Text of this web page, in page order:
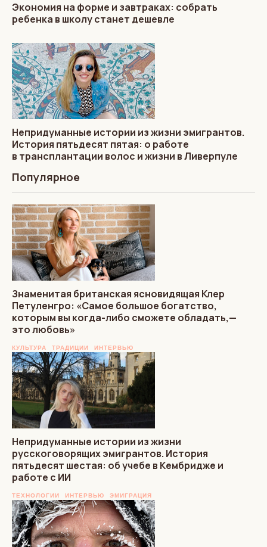
Экономия на форме и завтраках: собрать
ребенка в школу станет дешевле
Непридуманные истории из жизни эмигрантов.
История пятьдесят пятая: о работе
в трансплантации волос и жизни в Ливерпуле
Популярное
Знаменитая британская ясновидящая Клер
Петуленгро: «Самое большое богатство,
которым вы когда-либо сможете обладать,—
это любовь»
КУЛЬТУРА ТРАДИЦИИ ИНТЕРВЬЮ
Непридуманные истории из жизни
русскоговорящих эмигрантов. История
пятьдесят шестая: об учебе в Кембридже и
работе с ИИ
ТЕХНОЛОГИИ ИНТЕРВЬЮ ЭМИГРАЦИЯ